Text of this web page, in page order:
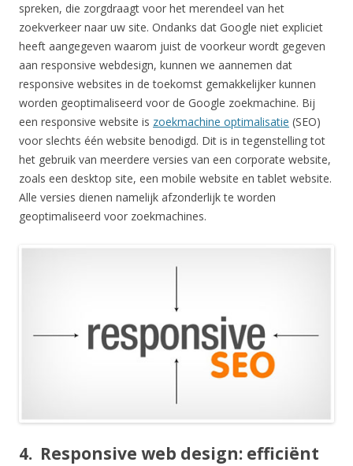
spreken, die zorgdraagt voor het merendeel van het
zoekverkeer naar uw site. Ondanks dat Google niet expliciet
heeft aangegeven waarom juist de voorkeur wordt gegeven
aan responsive webdesign, kunnen we aannemen dat
responsive websites in de toekomst gemakkelijker kunnen
worden geoptimaliseerd voor de Google zoekmachine. Bij
een responsive website is zoekmachine optimalisatie (SEO)
voor slechts één website benodigd. Dit is in tegenstelling tot
het gebruik van meerdere versies van een corporate website,
zoals een desktop site, een mobile website en tablet website.
Alle versies dienen namelijk afzonderlijk te worden
geoptimaliseerd voor zoekmachines.
4. Responsive web design: efficiënt